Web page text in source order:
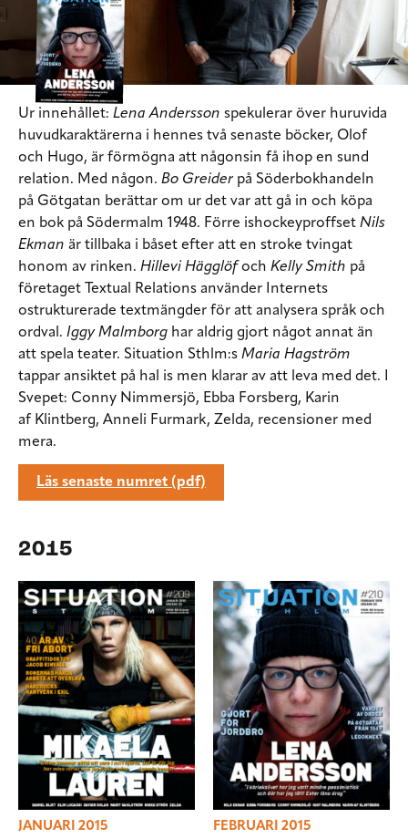
Ur innehållet: Lena Andersson spekulerar över huruvida
huvudkaraktärerna i hennes två senaste böcker, Olof
och Hugo, är förmögna att någonsin få ihop en sund
relation. Med någon. Bo Greider på Söderbokhandeln
på Götgatan berättar om ur det var att gå in och köpa
en bok på Södermalm 1948. Förre ishockeyproffset Nils
Ekman är tillbaka i båset efter att en stroke tvingat
honom av rinken. Hillevi Hägglöfoch Kelly Smith på
företaget Textual Relations använder Internets
ostrukturerade textmängder för att analysera språk och
ordval. Iggy Malmborg har aldrig gjort något annat än
att spela teater. Situation Sthlm:s Maria Hagström
tappar ansiktet på hal is men klarar av att leva med det.
Svepet: Conny Nimmersjö, Ebba Forsberg, Karin
af Klintberg, Anneli Furmark, Zelda, recensioner med
mera.
Läs senaste numret (pdf)
2015
JANUARI 2015 FEBRUARI 2015